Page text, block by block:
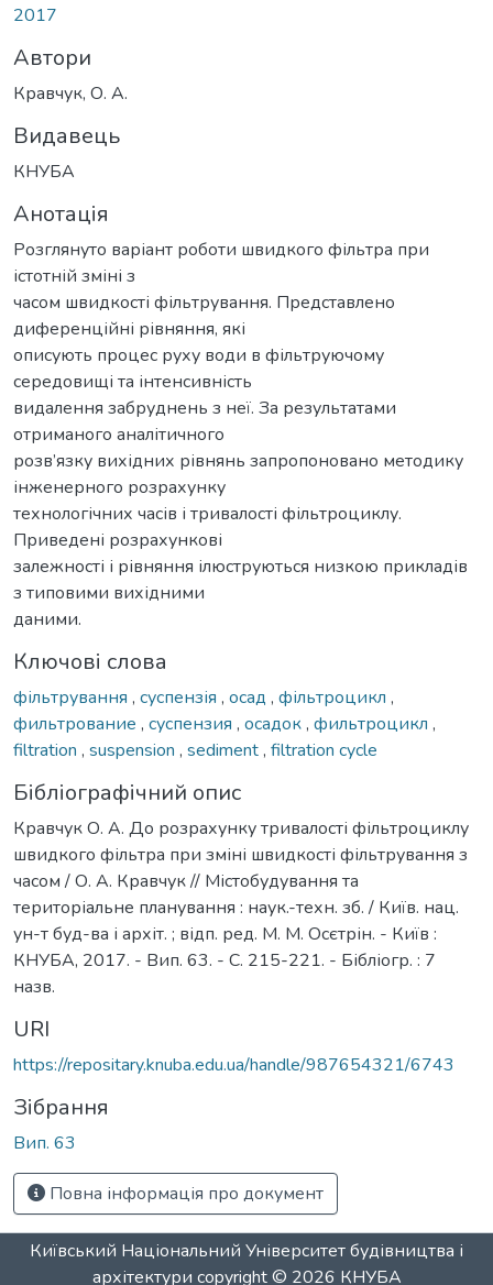
2017
Автори
Кравчук, О. А.
Видавець
КНУБА
Анотація
Розглянуто варіант роботи швидкого фільтра при
істотній зміні з
часом швидкості фільтрування. Представлено
диференційні рівняння, які
описують процес руху води в фільтруючому
середовищі та інтенсивність
видалення забруднень з неї. За результатами
отриманого аналітичного
розв’язку вихідних рівнянь запропоновано методику
інженерного розрахунку
технологічних часів і тривалості фільтроциклу.
Приведені розрахункові
залежності і рівняння ілюструються низкою прикладів
з типовими вихідними
даними.
Ключові слова
фільтрування , суспензія , осад , фільтроцикл ,
фильтрование , суспензия , осадок, фильтроцикл ,
filtration , suspension , sediment, filtration cycle
Бібліографічний опис
Кравчук О. А. До розрахунку тривалості фільтроциклу
швидкого фільтра при зміні швидкості фільтрування з
часом / О. А. Кравчук // Містобудування та
територіальне планування : наук.-техн. зб. / Київ. нац.
ун-т буд-ва і архіт. ; відп. ред. М. М. Осєтрін. - Київ :
КНУБА, 2017. - Вип. 63. - С. 215-221. - Бібліогр. : 7
назв.
URI
https://repositary.knuba.edu.ua/handle/987654321/6743
Зібрання
Вип. 63
Повна інформація про документ
Київський Національний Університет будівництва і
архітектури copyright © 2026 КНУБА